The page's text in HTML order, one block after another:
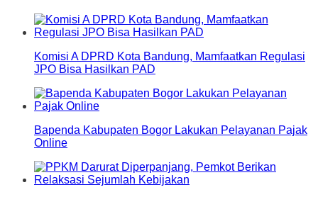
Komisi A DPRD Kota Bandung, Mamfaatkan Regulasi
JPO Bisa Hasilkan PAD
Bapenda Kabupaten Bogor Lakukan Pelayanan Pajak
Online